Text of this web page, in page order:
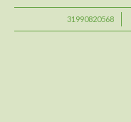
31990820568